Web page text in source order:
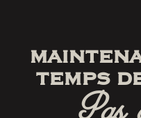
TEMPS
Pas